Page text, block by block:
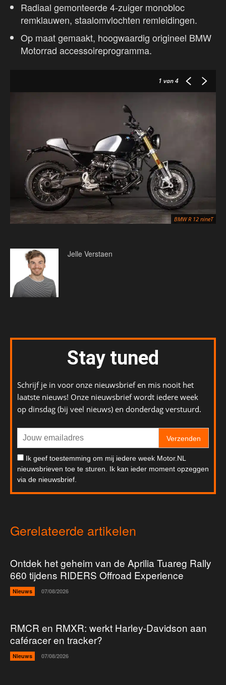
Radiaal gemonteerde 4-zuiger monobloc
remklauwen, staalomvlochten remleidingen.
Op maat gemaakt, hoogwaardig origineel BMW
Motorrad accessoireprogramma.
1 van 4
BMW R 12 nineT
Jelle Verstaen
Stay tuned
Schrijf je in voor onze nieuwsbrief en mis nooit het
laatste nieuws! Onze nieuwsbrief wordt iedere week
op dinsdag (bij veel nieuws) en donderdag verstuurd.
Verzenden
Ik geef toestemming om mij iedere week Motor.NL
nieuwsbrieven toe te sturen. Ik kan ieder moment opzeggen
via de nieuwsbrief.
Gerelateerde artikelen
Ontdek het geheim van de Aprilia Tuareg Rally
660 tijdens RIDERS Offroad Experience
Nieuws 07/08/2026
RMCR en RMXR: werkt Harley-Davidson aan
caféracer en tracker?
Nieuws 07/08/2026